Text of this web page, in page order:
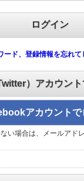
ード、登録情報を忘れて
）アカウン
アカウントで
い場合は、メールアド